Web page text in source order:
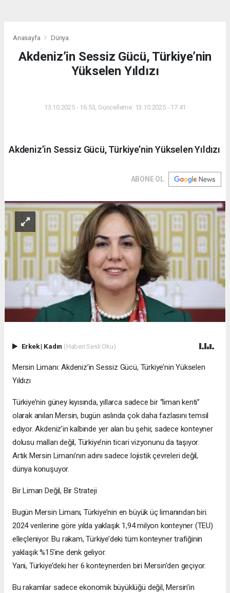
Anasayfa Dünya
Akdeniz’in Sessiz Gücü, Türkiye’nin
Yükselen Yıldızı
13.10.2025 - 16:53, Güncelleme: 13.10.2025 - 17:41
Akdeniz’in Sessiz Gücü, Türkiye’nin Yükselen Yıldızı
ABONE OL
Erkek| Kadın (Haberi Sesli Oku)
Mersin Limanı: Akdeniz’in Sessiz Gücü, Türkiye’nin Yükselen
Yıldızı
Türkiye’nin güney kıyısında, yıllarca sadece bir “liman kenti”
olarak anılan Mersin, bugün aslında çok daha fazlasını temsil
ediyor. Akdeniz’in kalbinde yer alan bu şehir, sadece konteyner
dolusu malları değil, Türkiye’nin ticari vizyonunu da taşıyor.
Artık Mersin Limanı’nın adını sadece lojistik çevreleri değil,
dünya konuşuyor.
Bir Liman Değil, Bir Strateji
Bugün Mersin Limanı, Türkiye’nin en büyük üç limanından biri.
2024 verilerine göre yılda yaklaşık 1,94 milyon konteyner (TEU)
elleçleniyor. Bu rakam, Türkiye’deki tüm konteyner trafiğinin
yaklaşık %15’ine denk geliyor.
Yani, Türkiye’deki her 6 konteynerden biri Mersin’den geçiyor.
Bu rakamlar sadece ekonomik büyüklüğü değil, Mersin’in